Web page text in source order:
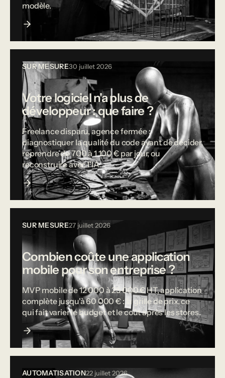
modèle.
SUR MESURE30 juillet 2026
Votre logiciel n'a plus de
développeur : que faire ?
Freelance disparu, agence fermée :
diagnostiquer la qualité du code avant de décider,
reprendre de 700 à 1 100 € par jour, ou
reconstruire avec l'IA.
SUR MESURE27 juillet 2026
Combien coûte une application
mobile pour son entreprise ?
MVP mobile de 12 000 à 25 000 € HT, application
complète jusqu'à 60 000 € : la grille de prix, ce
qui fait varier le budget et le coût après les stores.
AUTOMATISATION22 juillet 2026